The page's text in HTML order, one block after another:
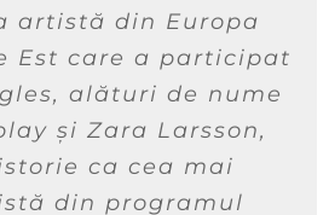
artistă din Europa
Est care a participat
alături de nume
și Zara Larsson,
ca cea mai
din programul